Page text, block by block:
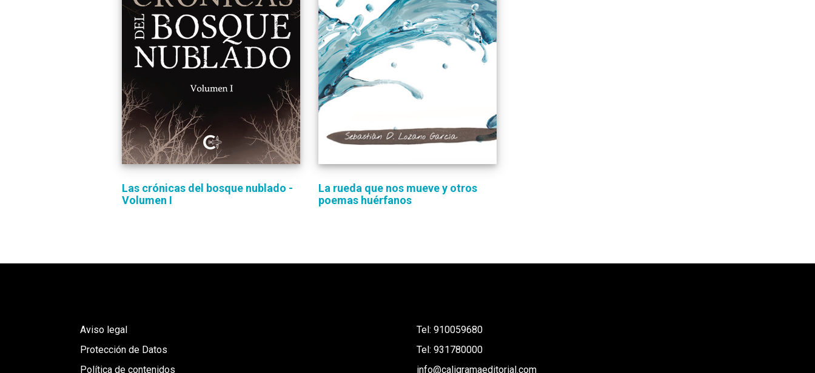
Las crónicas del bosque nublado -
Volumen I
La rueda que nos mueve y otros
poemas huérfanos
Aviso legal
Protección de Datos
Política de contenidos
Tel: 910059680
Tel: 931780000
info@caligramaeditorial.com